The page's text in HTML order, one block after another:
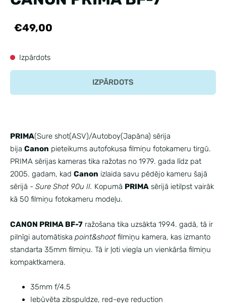
€49,00
Izpārdots
IZPĀRDOTS
PRIMA(Sure shot(ASV)/Autoboy(Japāna) sērija
bija Canon pieteikums autofokusa filmiņu fotokameru tirgū.
PRIMA sērijas kameras tika ražotas no 1979. gada līdz pat
2005. gadam, kad Canon izlaida savu pēdējo kameru šajā
sērijā - Sure Shot 90u II. Kopumā PRIMA sērijā ietilpst vairāk
kā 50 filmiņu fotokameru modeļu.
CANON PRIMA BF-7 ražošana tika uzsākta 1994. gadā, tā ir
pilnīgi automātiska point&shootfilmiņu kamera, kas izmanto
standarta 35mm filmiņu. Tā ir ļoti viegla un vienkārša filmiņu
kompaktkamera.
35mm f/4.5
Iebūvēta zibspuldze, red-eye reduction